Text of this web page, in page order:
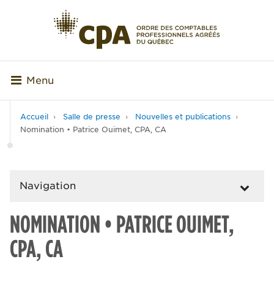
Menu
Accueil Salle de presse
Nouvelles et publications
Nomination • Patrice Ouimet, CPA, CA
Navigation
NOMINATION • PATRICE OUIMET,
CPA, CA